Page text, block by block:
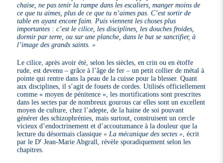
chaise, ne pas tenir la rampe dans les escaliers, manger moins de
ce que tu aimes, plus de ce que tu n’aimes pas. C’est sortir de
table en ayant encore faim. Puis viennent les choses plus
importantes : c’est le cilice, les disciplines, les douches froides,
dormir par terre, ou sur une planche, dans le but se sanctifier, à
l’image des grands saints. »
Le cilice, après avoir été, selon les siècles, en crin ou en étoffe
rude, est devenu – grâce à l’âge de fer – un petit collier de métal à
pointe qui rentre dans la peau de la cuisse pour la blesser. Quant
aux disciplines, il s’agit de fouets de cordes. Utilisés officiellement
comme « moyen de pénitence », les mortifications sont prescrites
dans les sectes par de nombreux gourous car elles sont un excellent
moyen de culture, chez l’adepte, de la haine de soi pouvant
générer des schizophrénies, mais surtout, construisent un cercle
vicieux d’endoctrinement et d’accoutumance à la douleur que la
lecture du désormais classique« La mécanique des sectes », écrit
par le Dr Jean-Marie Abgrall, révèle sporadiquement selon les
chapitres.